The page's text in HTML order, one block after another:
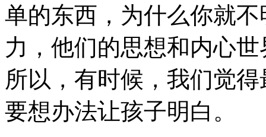
单的东西，为什么你就
力，他们的思想和内心
所以，有时候，我们觉
要想办法让孩子明白。